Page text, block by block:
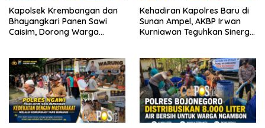
Kapolsek Krembangan dan
Bhayangkari Panen Sawi
Caisim, Dorong Warga
Kehadiran Kapolres Baru di
Sunan Ampel, AKBP Irwan
Kurniawan Teguhkan Sinergi